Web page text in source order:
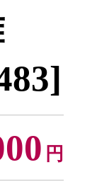
円